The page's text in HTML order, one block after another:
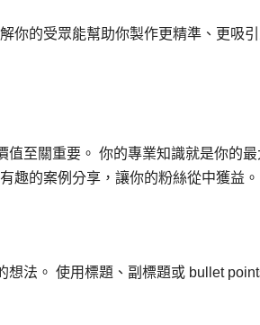
你的受眾能幫助你製作更精準、更吸
值至關重要。 你的專業知識就是你的最
趣的案例分享，讓你的粉絲從中獲益。
想法。 使用標題、副標題或 bullet